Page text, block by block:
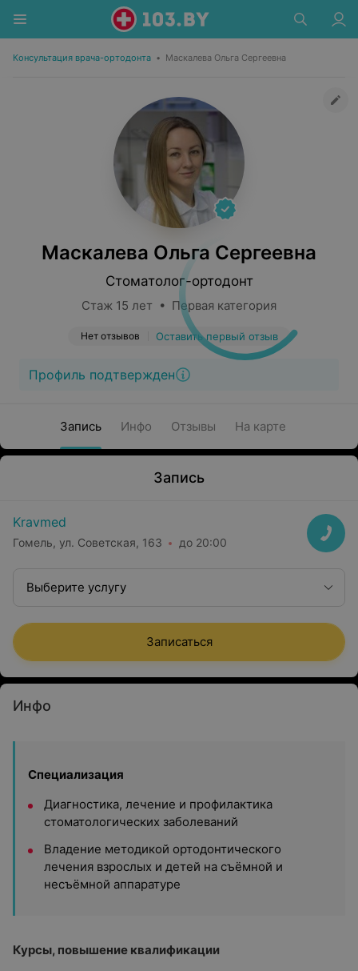
Консультация врача-ортодонта • Маскалева Ольга Сергеевна
Маскалева Ольга Сергеевна
Стоматолог-ортодонт
Стаж 15 лет • Первая категория
Нет отзывов Оставить первый отзыв
Профиль подтвержден
Запись Инфо Отзывы На карте
Запись
Kravmed
Гомель, ул. Советская, 163 до 20:00
Выберите услугу
Записаться
Инфо
Специализация
Диагностика, лечение и профилактика
стоматологических заболеваний
Владение методикой ортодонтического
лечения взрослых и детей на съёмной и
несъёмной аппаратуре
Курсы, повышение квалификации